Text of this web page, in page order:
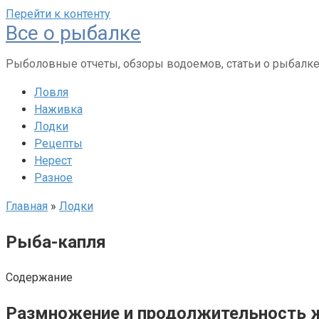
Перейти к контенту
Все о рыбалке
Рыболовные отчеты, обзоры водоемов, статьи о рыбалке
Ловля
Наживка
Лодки
Рецепты
Нерест
Разное
Главная » Лодки
Рыба-капля
Содержание
Размножение и продолжительность